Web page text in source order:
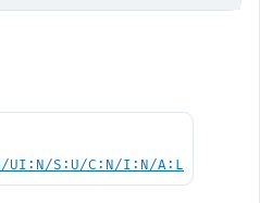
UI:N/S:U/C:N/I:N/A:L